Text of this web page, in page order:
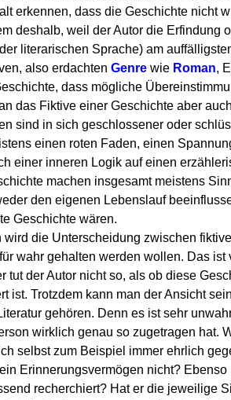
erkennen, dass die Geschichte nicht
deshalb, weil der Autor die Erfindung
literarischen Sprache) am
also erdachten Genre wie Roman,
dass mögliche
das Fiktive einer Geschichte aber
sind in sich geschlossener oder
einen roten Faden, einen
einer inneren Logik auf einen
machen insgesamt meistens
den eigenen Lebenslauf
Geschichte wären.
wird die Unterscheidung zwischen
wahr gehalten werden wollen. Das
tut der Autor nicht so, als ob diese
ist. Trotzdem kann man der Ansicht
gehören. Denn es ist sehr
wirklich genau so zugetragen hat.
selbst zum Beispiel immer ehrlich
Erinnerungsvermögen nicht?
recherchiert? Hat er die jeweilige